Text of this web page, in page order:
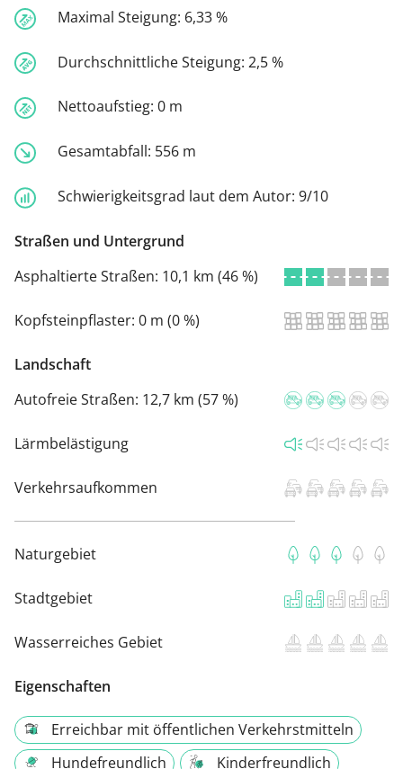
Maximal Steigung: 6,33 %
Durchschnittliche Steigung: 2,5 %
Nettoaufstieg: 0 m
Gesamtabfall: 556 m
Schwierigkeitsgrad laut dem Autor: 9/10
Straßen und Untergrund
Asphaltierte Straßen: 10,1 km (46 %)
Kopfsteinpflaster: 0 m (0 %)
Landschaft
Autofreie Straßen: 12,7 km (57 %)
Lärmbelästigung
Verkehrsaufkommen
Naturgebiet
Stadtgebiet
Wasserreiches Gebiet
Eigenschaften
Erreichbar mit öffentlichen Verkehrstmitteln
Hundefreundlich
Kinderfreundlich